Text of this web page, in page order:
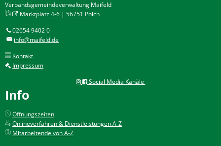
Verbandsgemeindeverwaltung Maifeld
Marktplatz 4-6 | 56751 Polch
02654 9402 0
info@maifeld.de
Kontakt
Impressum
Social Media Kanäle
Info
Öffnungszeiten
Onlineverfahren & Dienstleistungen A-Z
Mitarbeitende von A-Z